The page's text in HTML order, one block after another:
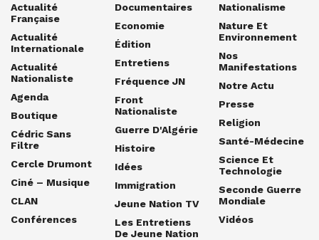
Actualité
Française
Actualité
Internationale
Actualité
Nationaliste
Agenda
Boutique
Cédric Sans
Filtre
Cercle Drumont
Ciné – Musique
CLAN
Conférences
Documentaires
Economie
Édition
Entretiens
Fréquence JN
Front
Nationaliste
Guerre D'Algérie
Histoire
Idées
Immigration
Jeune Nation TV
Les Entretiens
De Jeune Nation
Nationalisme
Nature Et
Environnement
Nos
Manifestations
Notre Actu
Presse
Religion
Santé-Médecine
Science Et
Technologie
Seconde Guerre
Mondiale
Vidéos